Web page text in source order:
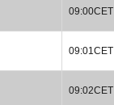
09:00CET
09:01CET
09:02CET